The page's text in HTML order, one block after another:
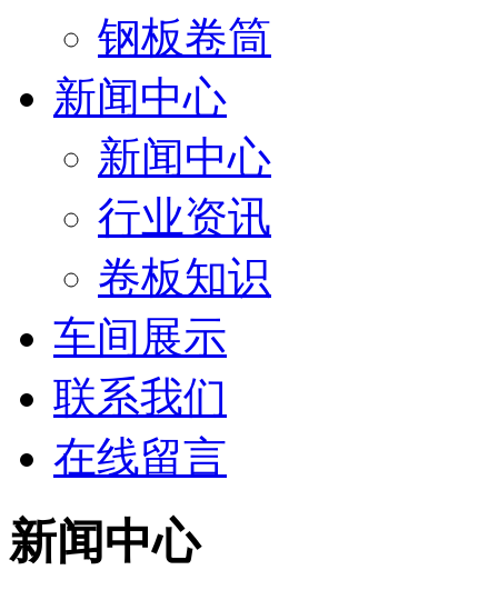
钢板卷筒
新闻中心
新闻中心
行业资讯
卷板知识
车间展示
联系我们
在线留言
新闻中心